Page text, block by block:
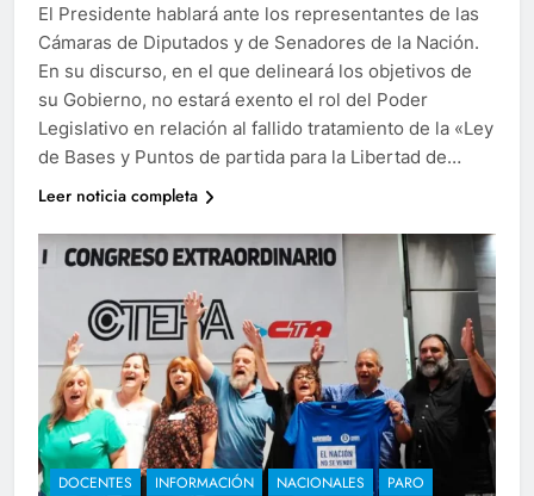
El Presidente hablará ante los representantes de las
Cámaras de Diputados y de Senadores de la Nación.
En su discurso, en el que delineará los objetivos de
su Gobierno, no estará exento el rol del Poder
Legislativo en relación al fallido tratamiento de la «Ley
de Bases y Puntos de partida para la Libertad de…
Leer noticia completa
DOCENTES INFORMACIÓN NACIONALES PARO